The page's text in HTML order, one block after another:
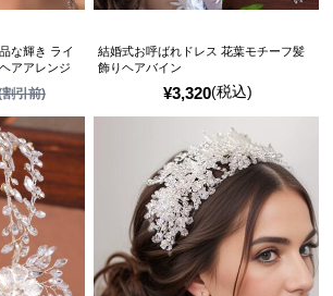
引前)
な輝き ライ
アアレンジ
¥3,320(税込)
結婚式お呼ばれドレス 花葉モチーフ髪
飾りヘアバイン